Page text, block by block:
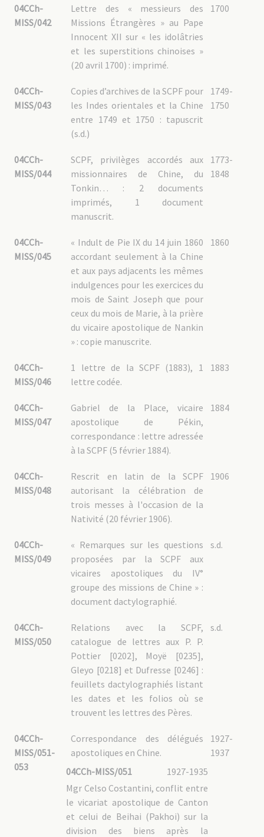
04CCh-
MISS/042
1700
Lettre des « messieurs des
Missions Étrangères » au Pape
Innocent XII sur « les idolâtries
et les superstitions chinoises »
(20 avril 1700) : imprimé.
04CCh-
MISS/043
1749-
1750
Copies d’archives de la SCPF pour
les Indes orientales et la Chine
entre 1749 et 1750 : tapuscrit
(s.d.)
04CCh-
MISS/044
1773-
1848
SCPF, privilèges accordés aux
missionnaires de Chine, du
Tonkin… : 2 documents
imprimés, 1 document
manuscrit.
04CCh-
MISS/045
1860
« Indult de Pie IX du 14 juin 1860
accordant seulement à la Chine
et aux pays adjacents les mêmes
indulgences pour les exercices du
mois de Saint Joseph que pour
ceux du mois de Marie, à la prière
du vicaire apostolique de Nankin
» : copie manuscrite.
04CCh-
MISS/046
1883
1 lettre de la SCPF (1883), 1
lettre codée.
04CCh-
MISS/047
1884
Gabriel de la Place, vicaire
apostolique de Pékin,
correspondance : lettre adressée
à la SCPF (5 février 1884).
04CCh-
MISS/048
1906
Rescrit en latin de la SCPF
autorisant la célébration de
trois messes à l'occasion de la
Nativité (20 février 1906).
04CCh-
MISS/049
s.d.
« Remarques sur les questions
proposées par la SCPF aux
vicaires apostoliques du IV°
groupe des missions de Chine » :
document dactylographié.
04CCh-
MISS/050
s.d.
Relations avec la SCPF,
catalogue de lettres aux P. P.
Pottier [0202], Moyë [0235],
Gleyo [0218] et Dufresse [0246] :
feuillets dactylographiés listant
les dates et les folios où se
trouvent les lettres des Pères.
04CCh-
MISS/051-
053
1927-
1937
Correspondance des délégués
apostoliques en Chine.
04CCh-MISS/051
1927-1935
Mgr Celso Costantini, conflit entre
le vicariat apostolique de Canton
et celui de Beihai (Pakhoi) sur la
division des biens après la